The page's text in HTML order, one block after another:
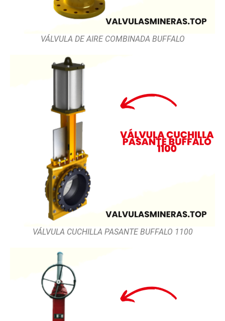
VÁLVULA DE AIRE COMBINADA BUFFALO
VÁLVULA CUCHILLA PASANTE BUFFALO 1100